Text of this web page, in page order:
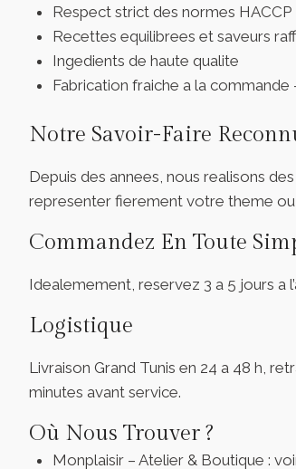
Respect strict des normes HACCP
Recettes equilibrees et saveurs
Ingedients de haute qualite
Fabrication fraiche a la commande
Notre Savoir-Faire
Depuis des annees, nous realisons
representer fierement votre theme
Commandez En Toute
Idealemement, reservez 3 a 5 jours a
Logistique
Livraison Grand Tunis en 24 a 48 h,
minutes avant service.
Où Nous Trouver ?
Monplaisir – Atelier & Boutique :